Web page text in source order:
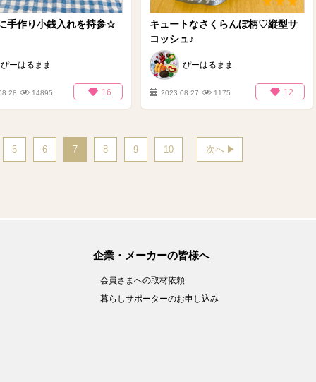
手作り小銭入れを持参☆
ぴーはるまま
14895 16
キュートなさくらんぼ柄♡縦型サ
コッシュ♪
ぴーはるまま
2023.08.27 1175 12
5 6 7 8 9 10 次へ
企業・メーカーの皆様へ
会員さまへの取材依頼
暮らしサポーターのお申し込み